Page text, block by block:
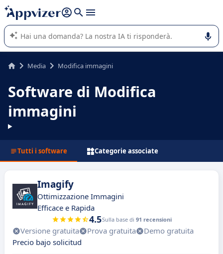
righe con
shift + enter
L'IA di Appvizer vi guida nell'utilizzo o nella scelta di un
software SaaS per la vostra azienda.
Media Modifica immagini
Software di Modifica
immagini
Tutti i software Categorie associate
Imagify
Ottimizzazione Immagini
Efficace e Rapida
4.5Sulla base di 91 recensioni
Versione gratuita Prova gratuita
Demo gratuita
Precio bajo solicitud